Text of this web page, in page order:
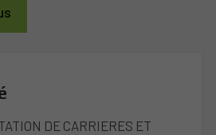
DE CARRIERES ET